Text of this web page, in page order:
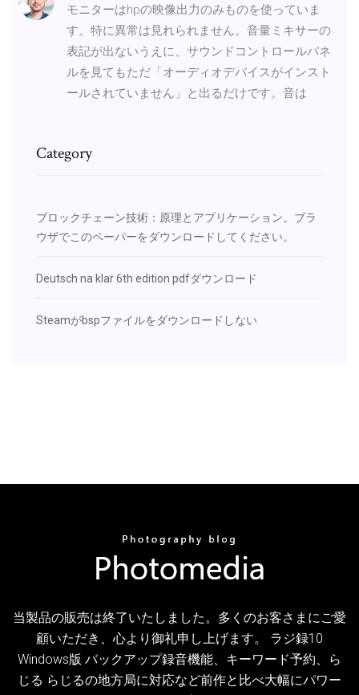
モニターはhpの映像出力のみものを使っていま
す。特に異常は見れられません。音量ミキサーの
表記が出ないうえに、サウンドコントロールパネ
ルを見てもただ「オーディオデバイスがインスト
ールされていません」と出るだけです。音は
Category
ブロックチェーン技術：原理とアプリケーション。ブラ
ウザでこのペーパーをダウンロードしてください。
Deutsch na klar 6th edition pdfダウンロード
Steamがbspファイルをダウンロードしない
当製品の販売は終了いたしました。多くのお客さまにご愛
顧いただき、心より御礼申し上げます。 ラジ録10
Windows版 バックアップ録音機能、キーワード予約、ら
じる らじるの地方局に対応など前作と比べ大幅にパワー